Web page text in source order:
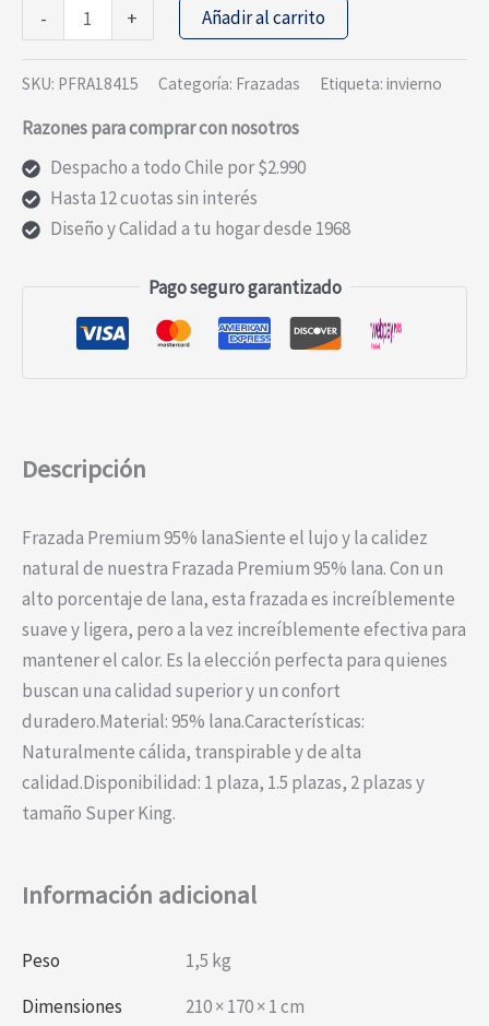
-
Premium
95%
Azul
1.5
Plazas
cantidad
+ Añadir al carrito
SKU: PFRA18415 Categoría: Frazadas Etiqueta: invierno
Razones para comprar con nosotros
Despacho a todo Chile por $2.990
Hasta 12 cuotas sin interés
Diseño y Calidad a tu hogar desde 1968
Pago seguro garantizado
Descripción
Frazada Premium 95% lanaSiente el lujo y la calidez
natural de nuestra Frazada Premium 95% lana. Con un
alto porcentaje de lana, esta frazada es increíblemente
suave y ligera, pero a la vez increíblemente efectiva para
mantener el calor. Es la elección perfecta para quienes
buscan una calidad superior y un confort
duradero.Material: 95% lana.Características:
Naturalmente cálida, transpirable y de alta
calidad.Disponibilidad: 1 plaza, 1.5 plazas, 2 plazas y
tamaño Super King.
Información adicional
Peso
1,5 kg
Dimensiones
210 × 170 × 1 cm